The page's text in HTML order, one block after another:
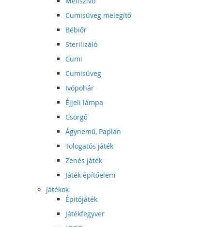
Cumisüveg melegítő
Bébiőr
Sterilizáló
Cumi
Cumisüveg
Ivópohár
Éjjeli lámpa
Csörgő
Ágynemű, Paplan
Tologatós játék
Zenés játék
Játék építőelem
Játékok
Épitőjáték
Játékfegyver